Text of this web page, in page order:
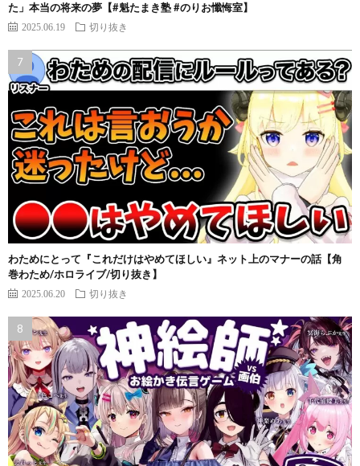
た」本当の将来の夢【#魁たまき塾 #のりお懺悔室】
2025.06.19 切り抜き
わためにとって『これだけはやめてほしい』ネット上のマナーの話【角
巻わため/ホロライブ/切り抜き】
2025.06.20 切り抜き